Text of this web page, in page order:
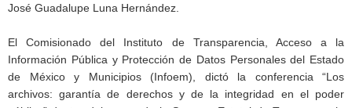
José Guadalupe Luna Hernández.
El Comisionado del Instituto de Transparencia, Acceso a la
Información Pública y Protección de Datos Personales del Estado
de México y Municipios (Infoem), dictó la conferencia “Los
archivos: garantía de derechos y de la integridad en el poder